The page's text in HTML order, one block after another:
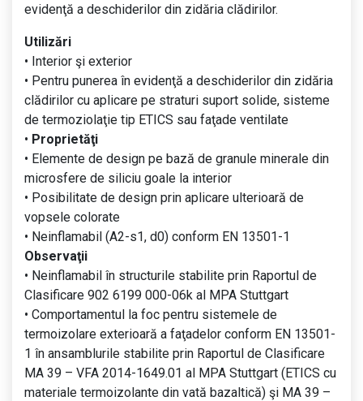
evidenţă a deschiderilor din zidăria clădirilor.
Utilizări
• Interior şi exterior
• Pentru punerea în evidenţă a deschiderilor din zidăria
clădirilor cu aplicare pe straturi suport solide, sisteme
de termoziolaţie tip ETICS sau faţade ventilate
• Proprietăţi
• Elemente de design pe bază de granule minerale din
microsfere de siliciu goale la interior
• Posibilitate de design prin aplicare ulterioară de
vopsele colorate
• Neinflamabil (A2-s1, d0) conform EN 13501-1
Observaţii
• Neinflamabil în structurile stabilite prin Raportul de
Clasificare 902 6199 000-06k al MPA Stuttgart
• Comportamentul la foc pentru sistemele de
termoizolare exterioară a faţadelor conform EN 13501-
1 în ansamblurile stabilite prin Raportul de Clasificare
MA 39 – VFA 2014-1649.01 al MPA Stuttgart (ETICS cu
materiale termoizolante din vată bazaltică) şi MA 39 –